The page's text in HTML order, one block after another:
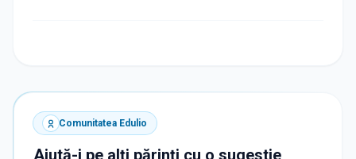
Comunitatea Edulio